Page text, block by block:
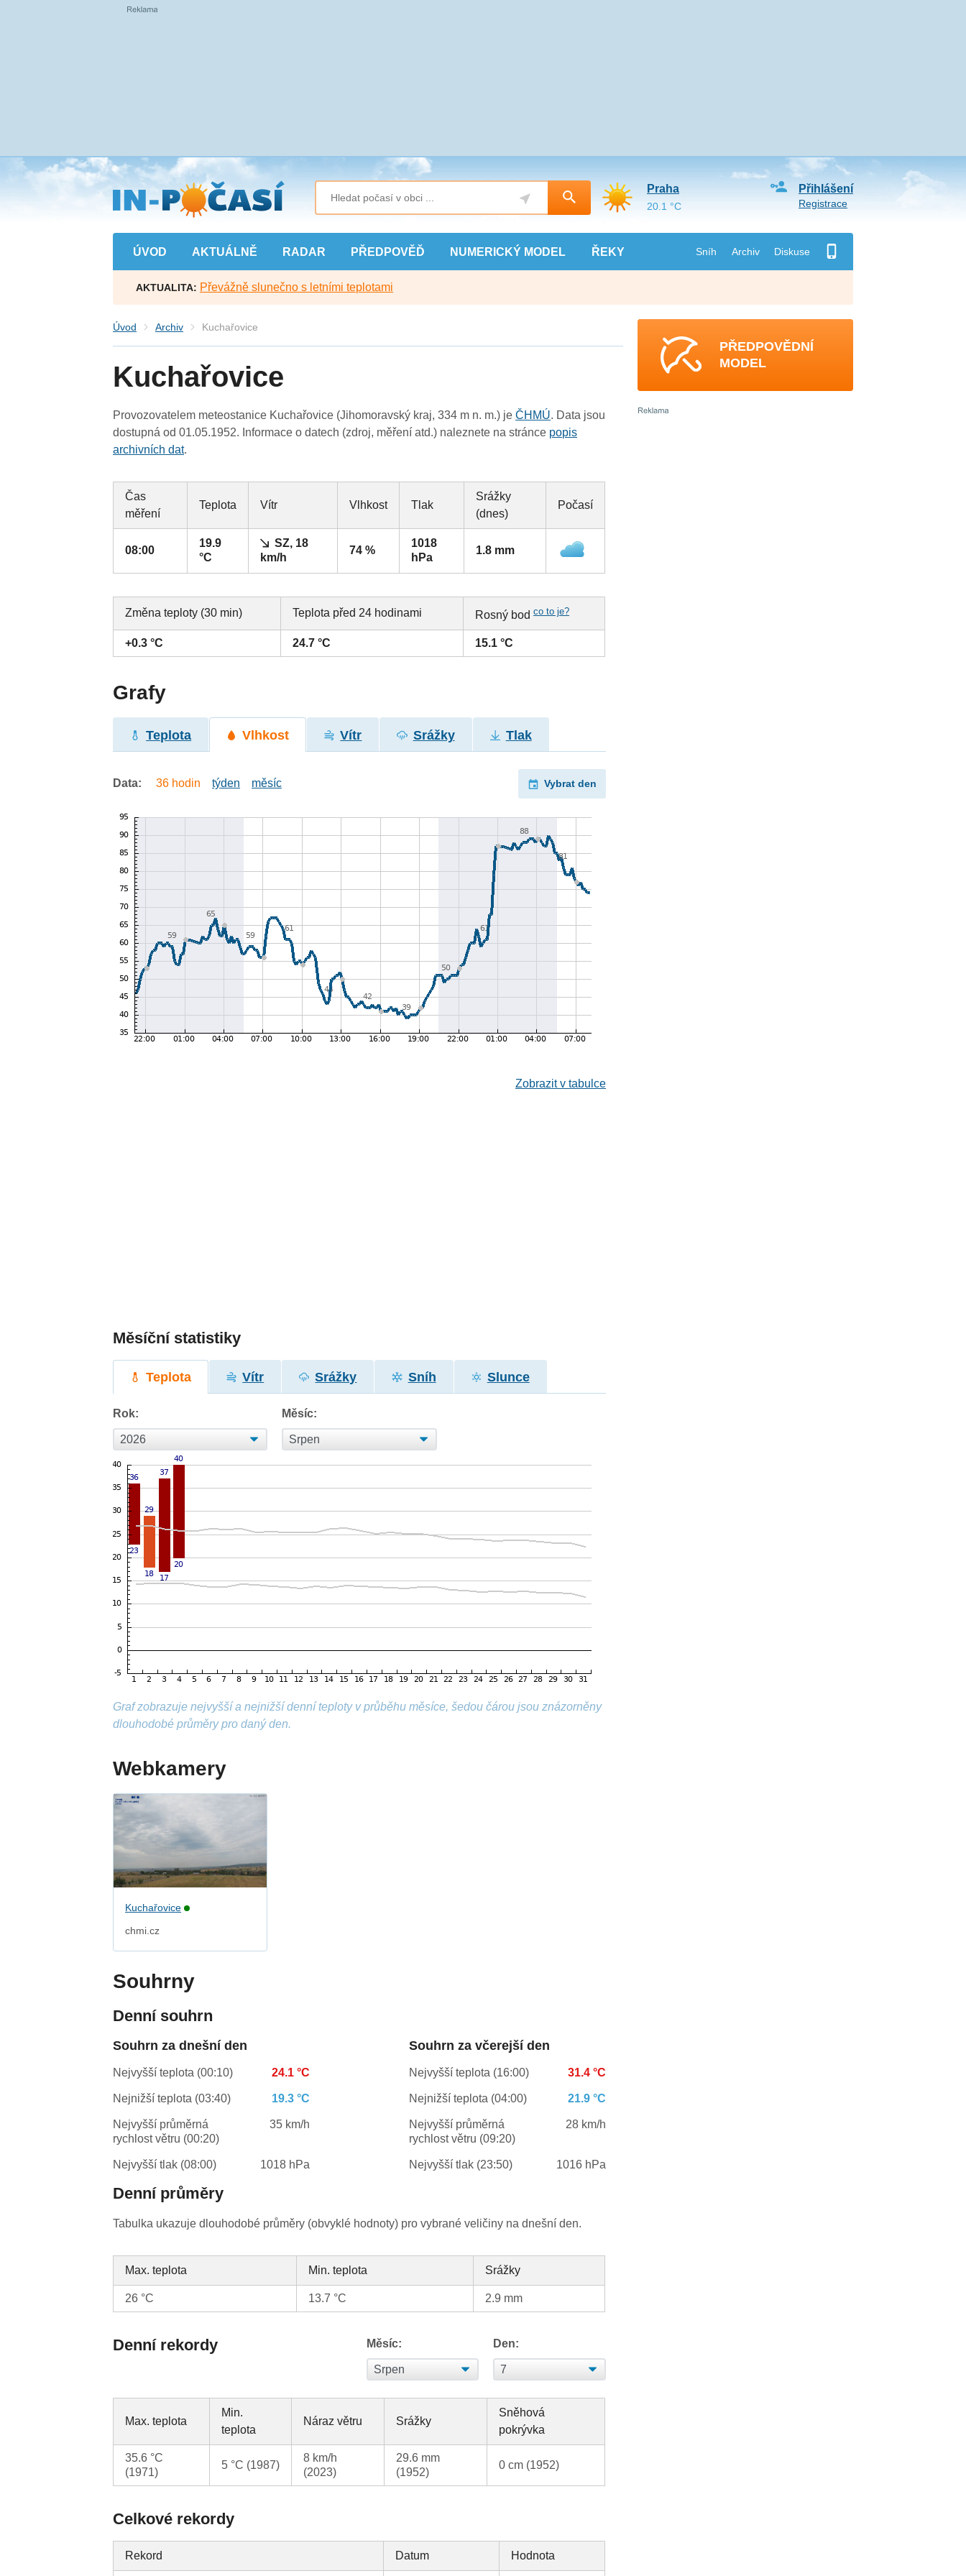
Přejít
na
hlavní
obsah
ÚVOD AKTUÁLNĚ RADAR PŘEDPOVĚĎ NUMERICKÝ MODEL ŘEKY Sníh Archiv Diskuse
Přihlášení
Registrace
Praha
20.1 °C
AKTUALITA: Převážně slunečno s letními teplotami
Úvod Archiv Kuchařovice
Kuchařovice
Provozovatelem meteostanice Kuchařovice (Jihomoravský kraj, 334 m n. m.) jeČHMÚ. Data jsou
dostupná od 01.05.1952. Informace o datech (zdroj, měření atd.) naleznete na stránce popis
archivních dat.
Čas
měření
Teplota Vítr Vlhkost Tlak
Srážky
(dnes)
Počasí
08:00
19.9
°C
SZ, 18
km/h
74 %
1018
hPa
1.8 mm
Změna teploty (30 min) Teplota před 24 hodinami Rosný bodco to je?
+0.3 °C 24.7 °C 15.1 °C
Grafy
Teplota Vlhkost Vítr Srážky Tlak
Data: 36 hodin týden měsíc Vybrat den
Zobrazit v tabulce
Měsíční statistiky
Teplota Vítr Srážky Sníh Slunce
Rok: Měsíc:
Graf zobrazuje nejvyšší a nejnižší denní teploty v průběhu měsíce, šedou čárou jsou znázorněny
dlouhodobé průměry pro daný den.
Webkamery
Kuchařovice
chmi.cz
Souhrny
Denní souhrn
Souhrn za dnešní den
Nejvyšší teplota (00:10) 24.1 °C
Nejnižší teplota (03:40) 19.3 °C
Nejvyšší průměrná
rychlost větru (00:20)
35 km/h
Nejvyšší tlak (08:00) 1018 hPa
Souhrn za včerejší den
Nejvyšší teplota (16:00) 31.4 °C
Nejnižší teplota (04:00) 21.9 °C
Nejvyšší průměrná
rychlost větru (09:20)
28 km/h
Nejvyšší tlak (23:50) 1016 hPa
Denní průměry
Tabulka ukazuje dlouhodobé průměry (obvyklé hodnoty) pro vybrané veličiny na dnešní den.
Max. teplota Min. teplota Srážky
26 °C 13.7 °C 2.9 mm
Denní rekordy Měsíc: Den:
Max. teplota
Min.
teplota
Náraz větru Srážky
Sněhová
pokrývka
35.6 °C
(1971)
5 °C (1987)
8 km/h
(2023)
29.6 mm
(1952)
0 cm (1952)
Celkové rekordy
Rekord Datum Hodnota
PŘEDPOVĚDNÍ
MODEL